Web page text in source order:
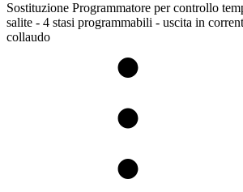
Sostituzione Programmatore per controllo
salite - 4 stasi programmabili - uscita in
collaudo